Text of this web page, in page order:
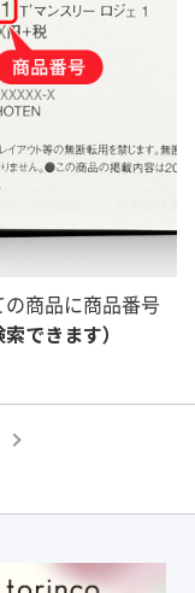
の商品に商品番号
できます）